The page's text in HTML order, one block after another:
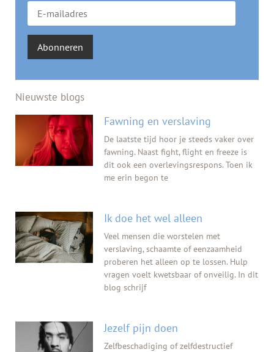
Abonneren
Nieuwste blogs
Fawning en verslaving
De laatste tijd hoor je steeds vaker over
fawning. Naast fight, flight en freeze is
dit ook een overlevingsrespons. Toen ik
me erin begon te
Ik doe het wel alleen
Veel mensen die worstelen met
verslaving, schaamte of eenzaamheid
proberen het alleen op te lossen. Hulp
vragen voelt kwetsbaar of onveilig. In dit
blog schrijf
Jezelf pijn doen
Zelfbeschadiging of zelfdestructief